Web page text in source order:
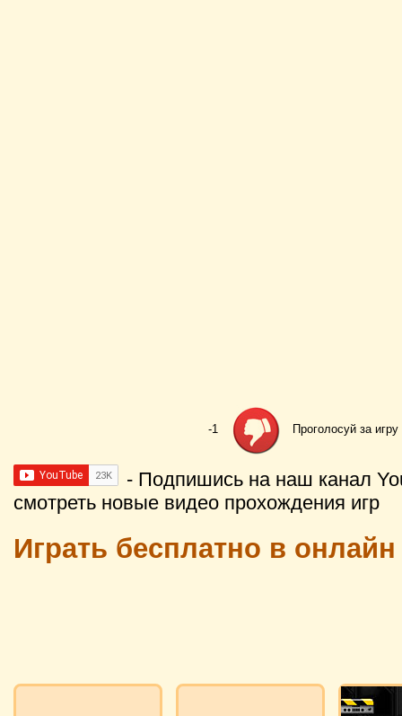
-1 Проголосуй за игру
- Подпишись на наш канал
смотреть новые видео прохождения игр
Играть бесплатно в